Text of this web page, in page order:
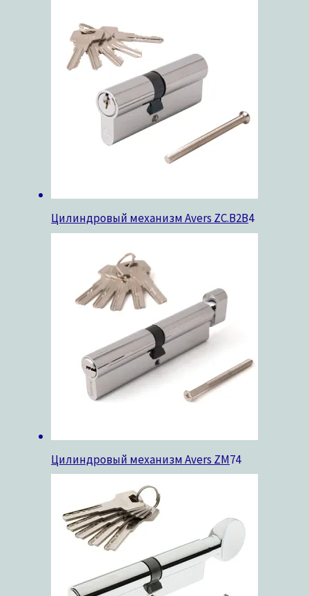
Цилиндровый механизм Avers ZC.B2B4
Цилиндровый механизм Avers ZM74